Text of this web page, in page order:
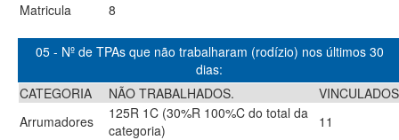
Matricula
8
05 - Nº de TPAs que não trabalharam (rodízio) nos últimos 30
dias:
CATEGORIA
NÃO TRABALHADOS.
VINCULADOS
Arrumadores
125R 1C (30%R 100%C do total da
categoria)
11